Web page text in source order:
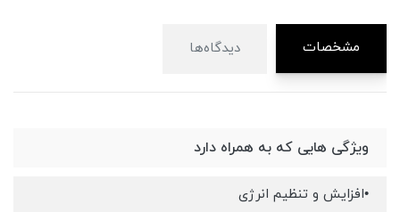
مشخصات دیدگاه‌ها
ویژگی هایی که به همراه دارد
•افزایش و تنظیم انرژی